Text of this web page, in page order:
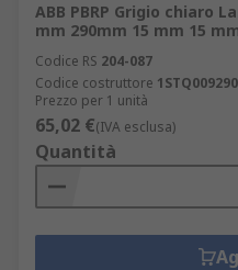
ABB PBRP Grigio chiaro
mm 290mm 15 mm 15
Codice RS 204-087
Codice costruttore
Prezzo per 1 unità
65,02 €(IVA esclusa)
Quantità